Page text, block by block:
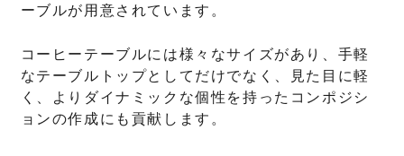
ーブルが用意されています。
コーヒーテーブルには様々なサイズがあり、手軽
なテーブルトップとしてだけでなく、見た目に軽
く、よりダイナミックな個性を持ったコンポジシ
ョンの作成にも貢献します。